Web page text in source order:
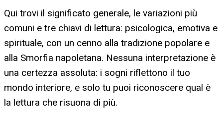
Qui trovi il significato generale, le variazioni più
comuni e tre chiavi di lettura: psicologica, emotiva e
spirituale, con un cenno alla tradizione popolare e
alla Smorfia napoletana. Nessuna interpretazione è
una certezza assoluta: i sogni riflettono il tuo
mondo interiore, e solo tu puoi riconoscere qual è
la lettura che risuona di più.